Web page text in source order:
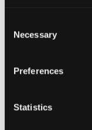
Selection
Necessary
Preferences
Statistics
brifysgol.
cysylltwch â ni.
Ffôn: 01248 388520